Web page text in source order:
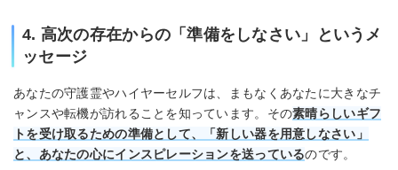
4. 高次の存在からの「準備をしなさい」というメ
ッセージ
あなたの守護霊やハイヤーセルフは、まもなくあなたに大きなチ
ャンスや転機が訪れることを知っています。その素晴らしいギフ
トを受け取るための準備として、「新しい器を用意しなさい」
と、あなたの心にインスピレーションを送っているのです。